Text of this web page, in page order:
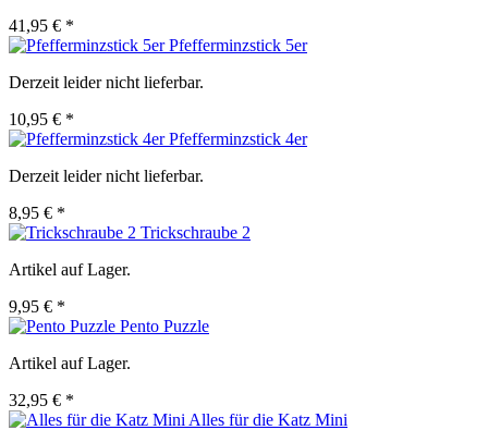
41,95 € *
Pfefferminzstick 5er
Derzeit leider nicht lieferbar.
10,95 € *
Pfefferminzstick 4er
Derzeit leider nicht lieferbar.
8,95 € *
Trickschraube 2
Artikel auf Lager.
9,95 € *
Pento Puzzle
Artikel auf Lager.
32,95 € *
Alles für die Katz Mini